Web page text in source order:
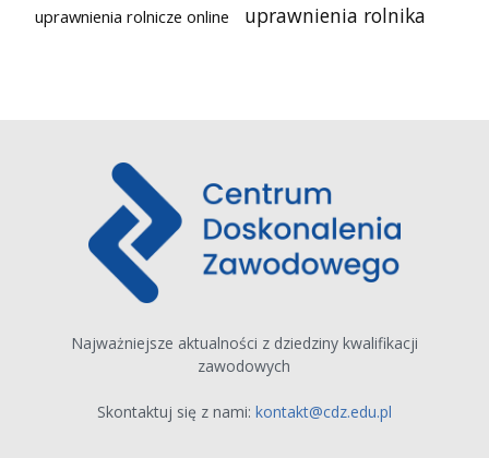
uprawnienia rolnicze online uprawnienia rolnika
Najważniejsze aktualności z dziedziny kwalifikacji
zawodowych
Skontaktuj się z nami: kontakt@cdz.edu.pl